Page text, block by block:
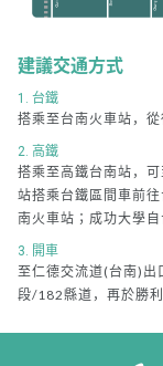
建議交通方式
1. 台鐵
搭乘至台南火車站，
2. 高鐵
搭乘至高鐵台南站，
站搭乘台鐵區間車前
南火車站；成功大學
3. 開車
至仁德交流道(台南)出
段/182縣道，再於勝利